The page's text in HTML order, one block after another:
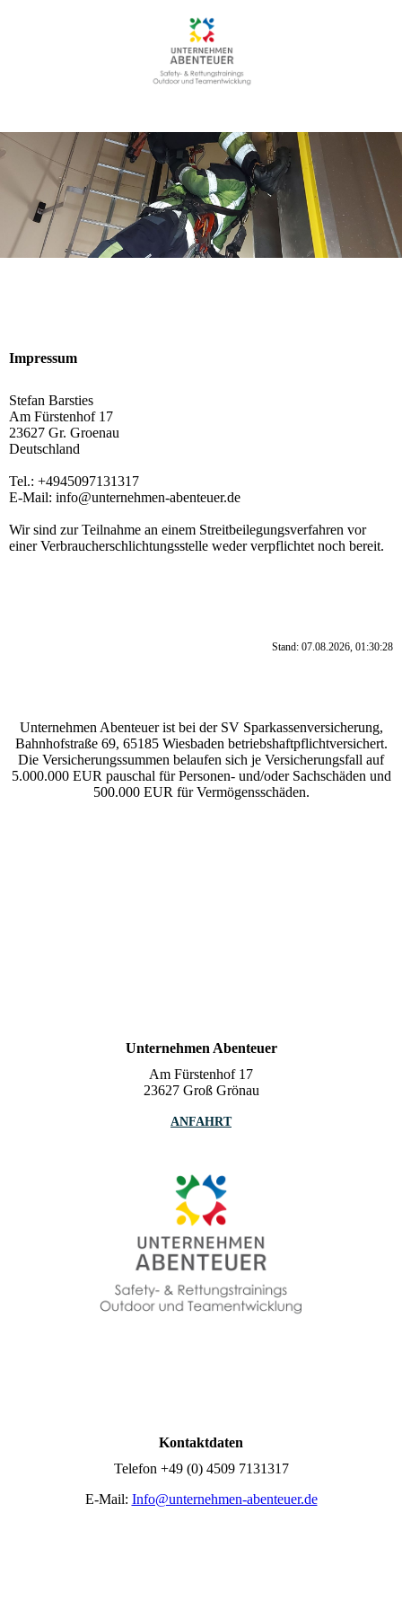
Impressum
Stefan Barsties
Am Fürstenhof 17
23627 Gr. Groenau
Deutschland
Tel.: +4945097131317
E-Mail: info@unternehmen-abenteuer.de
Wir sind zur Teilnahme an einem Streitbeilegungsverfahren vor
einer Verbraucherschlichtungsstelle weder verpflichtet noch bereit.
Stand: 07.08.2026, 01:30:28
Unternehmen Abenteuer ist bei der SV Sparkassenversicherung,
Bahnhofstraße 69, 65185 Wiesbaden betriebshaftpflichtversichert.
Die Versicherungssummen belaufen sich je Versicherungsfall auf
5.000.000 EUR pauschal für Personen- und/oder Sachschäden und
500.000 EUR für Vermögensschäden.
Unternehmen Abenteuer
Am Fürstenhof 17
23627 Groß Grönau
ANFAHRT
Kontaktdaten
Telefon +49 (0) 4509 7131317
E-Mail: Info@unternehmen-abenteuer.de